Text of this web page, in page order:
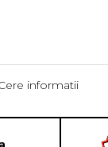
informatii